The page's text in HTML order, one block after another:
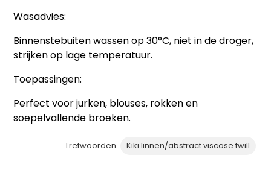
Wasadvies:
Binnenstebuiten wassen op 30°C, niet in de droger,
strijken op lage temperatuur.
Toepassingen:
Perfect voor jurken, blouses, rokken en
soepelvallende broeken.
Trefwoorden Kiki linnen/abstract viscose twill